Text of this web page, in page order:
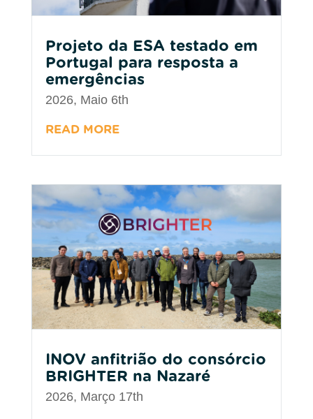
Projeto da ESA testado em
Portugal para resposta a
emergências
2026, Maio 6th
READ MORE
INOV anfitrião do consórcio
BRIGHTER na Nazaré
2026, Março 17th